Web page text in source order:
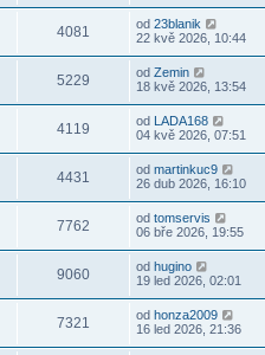
4081 od 23blanik
22 kvě 2026, 10:44
5229 od Zemin
18 kvě 2026, 13:54
4119 od LADA168
04 kvě 2026, 07:51
4431 od martinkuc9
26 dub 2026, 16:10
7762 od tomservis
06 bře 2026, 19:55
9060 od hugino
19 led 2026, 02:01
7321 od honza2009
16 led 2026, 21:36